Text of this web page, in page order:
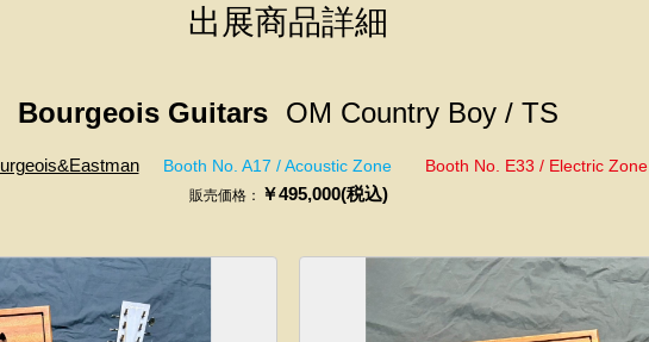
出展商品詳細
Bourgeois Guitars OM Country Boy / TS
Booth No. A17 / Acoustic Zone Booth No. E33 / Electric Zone
販売価格： ￥495,000(税込)